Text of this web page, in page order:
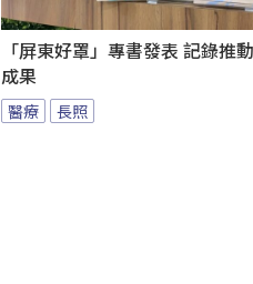
「屏東好罩」專書發表 記錄推
成果
醫療 長照